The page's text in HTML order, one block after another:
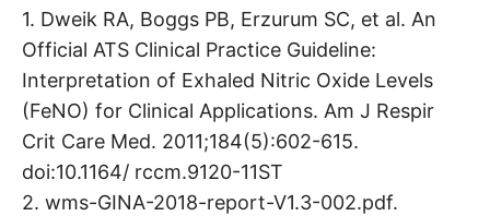
1. Dweik RA, Boggs PB, Erzurum SC, et al. An
Official ATS Clinical Practice Guideline:
Interpretation of Exhaled Nitric Oxide Levels
(FeNO) for Clinical Applications. Am J Respir
Crit Care Med. 2011;184(5):602-615.
doi:10.1164/ rccm.9120-11ST
2. wms-GINA-2018-report-V1.3-002.pdf.